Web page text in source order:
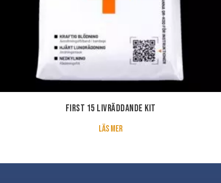
First 15 Livräddande kit
Läs merabout First 15 Livräddande kit